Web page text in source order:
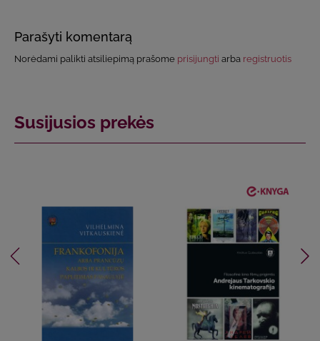
Parašyti komentarą
Norėdami palikti atsiliepimą prašome prisijungti arba registruotis
Susijusios prekės